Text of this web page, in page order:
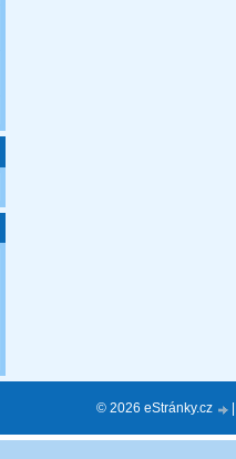
© 2026 eStránky.cz